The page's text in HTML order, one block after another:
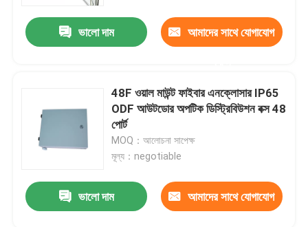
ভালো দাম আমাদের সাথে যোগাযোগ
48F ওয়াল মাউন্ট ফাইবার এনক্লোসার IP65
ODF আউটডোর অপটিক ডিস্ট্রিবিউশন বক্স 48
পোর্ট
MOQ：আলোচনা সাপেক্ষ
মূল্য：negotiable
ভালো দাম আমাদের সাথে যোগাযোগ